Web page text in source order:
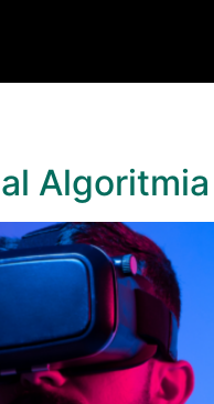
Algoritmia